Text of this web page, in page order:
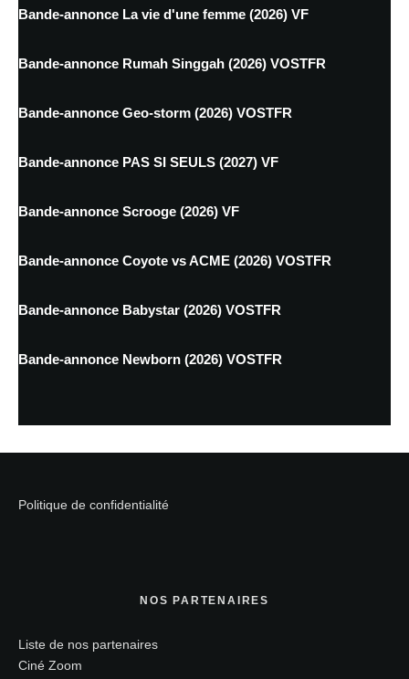
Bande-annonce La vie d'une femme (2026) VF
Bande-annonce Rumah Singgah (2026) VOSTFR
Bande-annonce Geo-storm (2026) VOSTFR
Bande-annonce PAS SI SEULS (2027) VF
Bande-annonce Scrooge (2026) VF
Bande-annonce Coyote vs ACME (2026) VOSTFR
Bande-annonce Babystar (2026) VOSTFR
Bande-annonce Newborn (2026) VOSTFR
Politique de confidentialité
NOS PARTENAIRES
Liste de nos partenaires
Ciné Zoom